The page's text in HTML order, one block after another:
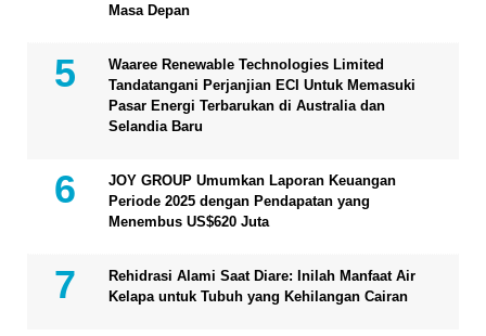
Masa Depan
Waaree Renewable Technologies Limited
Tandatangani Perjanjian ECI Untuk Memasuki
Pasar Energi Terbarukan di Australia dan
Selandia Baru
JOY GROUP Umumkan Laporan Keuangan
Periode 2025 dengan Pendapatan yang
Menembus US$620 Juta
Rehidrasi Alami Saat Diare: Inilah Manfaat Air
Kelapa untuk Tubuh yang Kehilangan Cairan